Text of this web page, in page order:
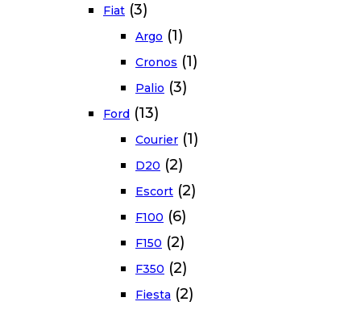
Fiat (3)
Argo (1)
Cronos (1)
Palio (3)
Ford (13)
Courier (1)
D20 (2)
Escort (2)
F100 (6)
F150 (2)
F350 (2)
Fiesta (2)